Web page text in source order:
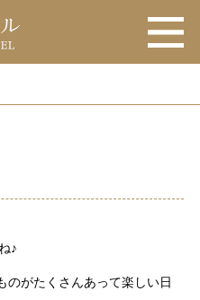
♪
のがたくさんあって楽しい日